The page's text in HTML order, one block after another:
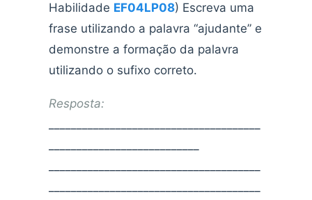
Habilidade EF04LP08) Escreva uma
frase utilizando a palavra “ajudante” e
demonstre a formação da palavra
utilizando o sufixo correto.
Resposta: